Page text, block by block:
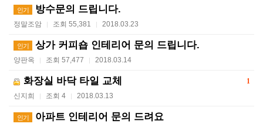
인기 방수문의 드립니다.
정말조암 | 조회 55,381 | 2018.03.23
인기 상가 커피숍 인테리어 문의 드립니다.
양판옥 | 조회 57,477 | 2018.03.14
1
화장실 바닥 타일 교체
신지희 | 조회 4 | 2018.03.13
인기 아파트 인테리어 문의 드려요